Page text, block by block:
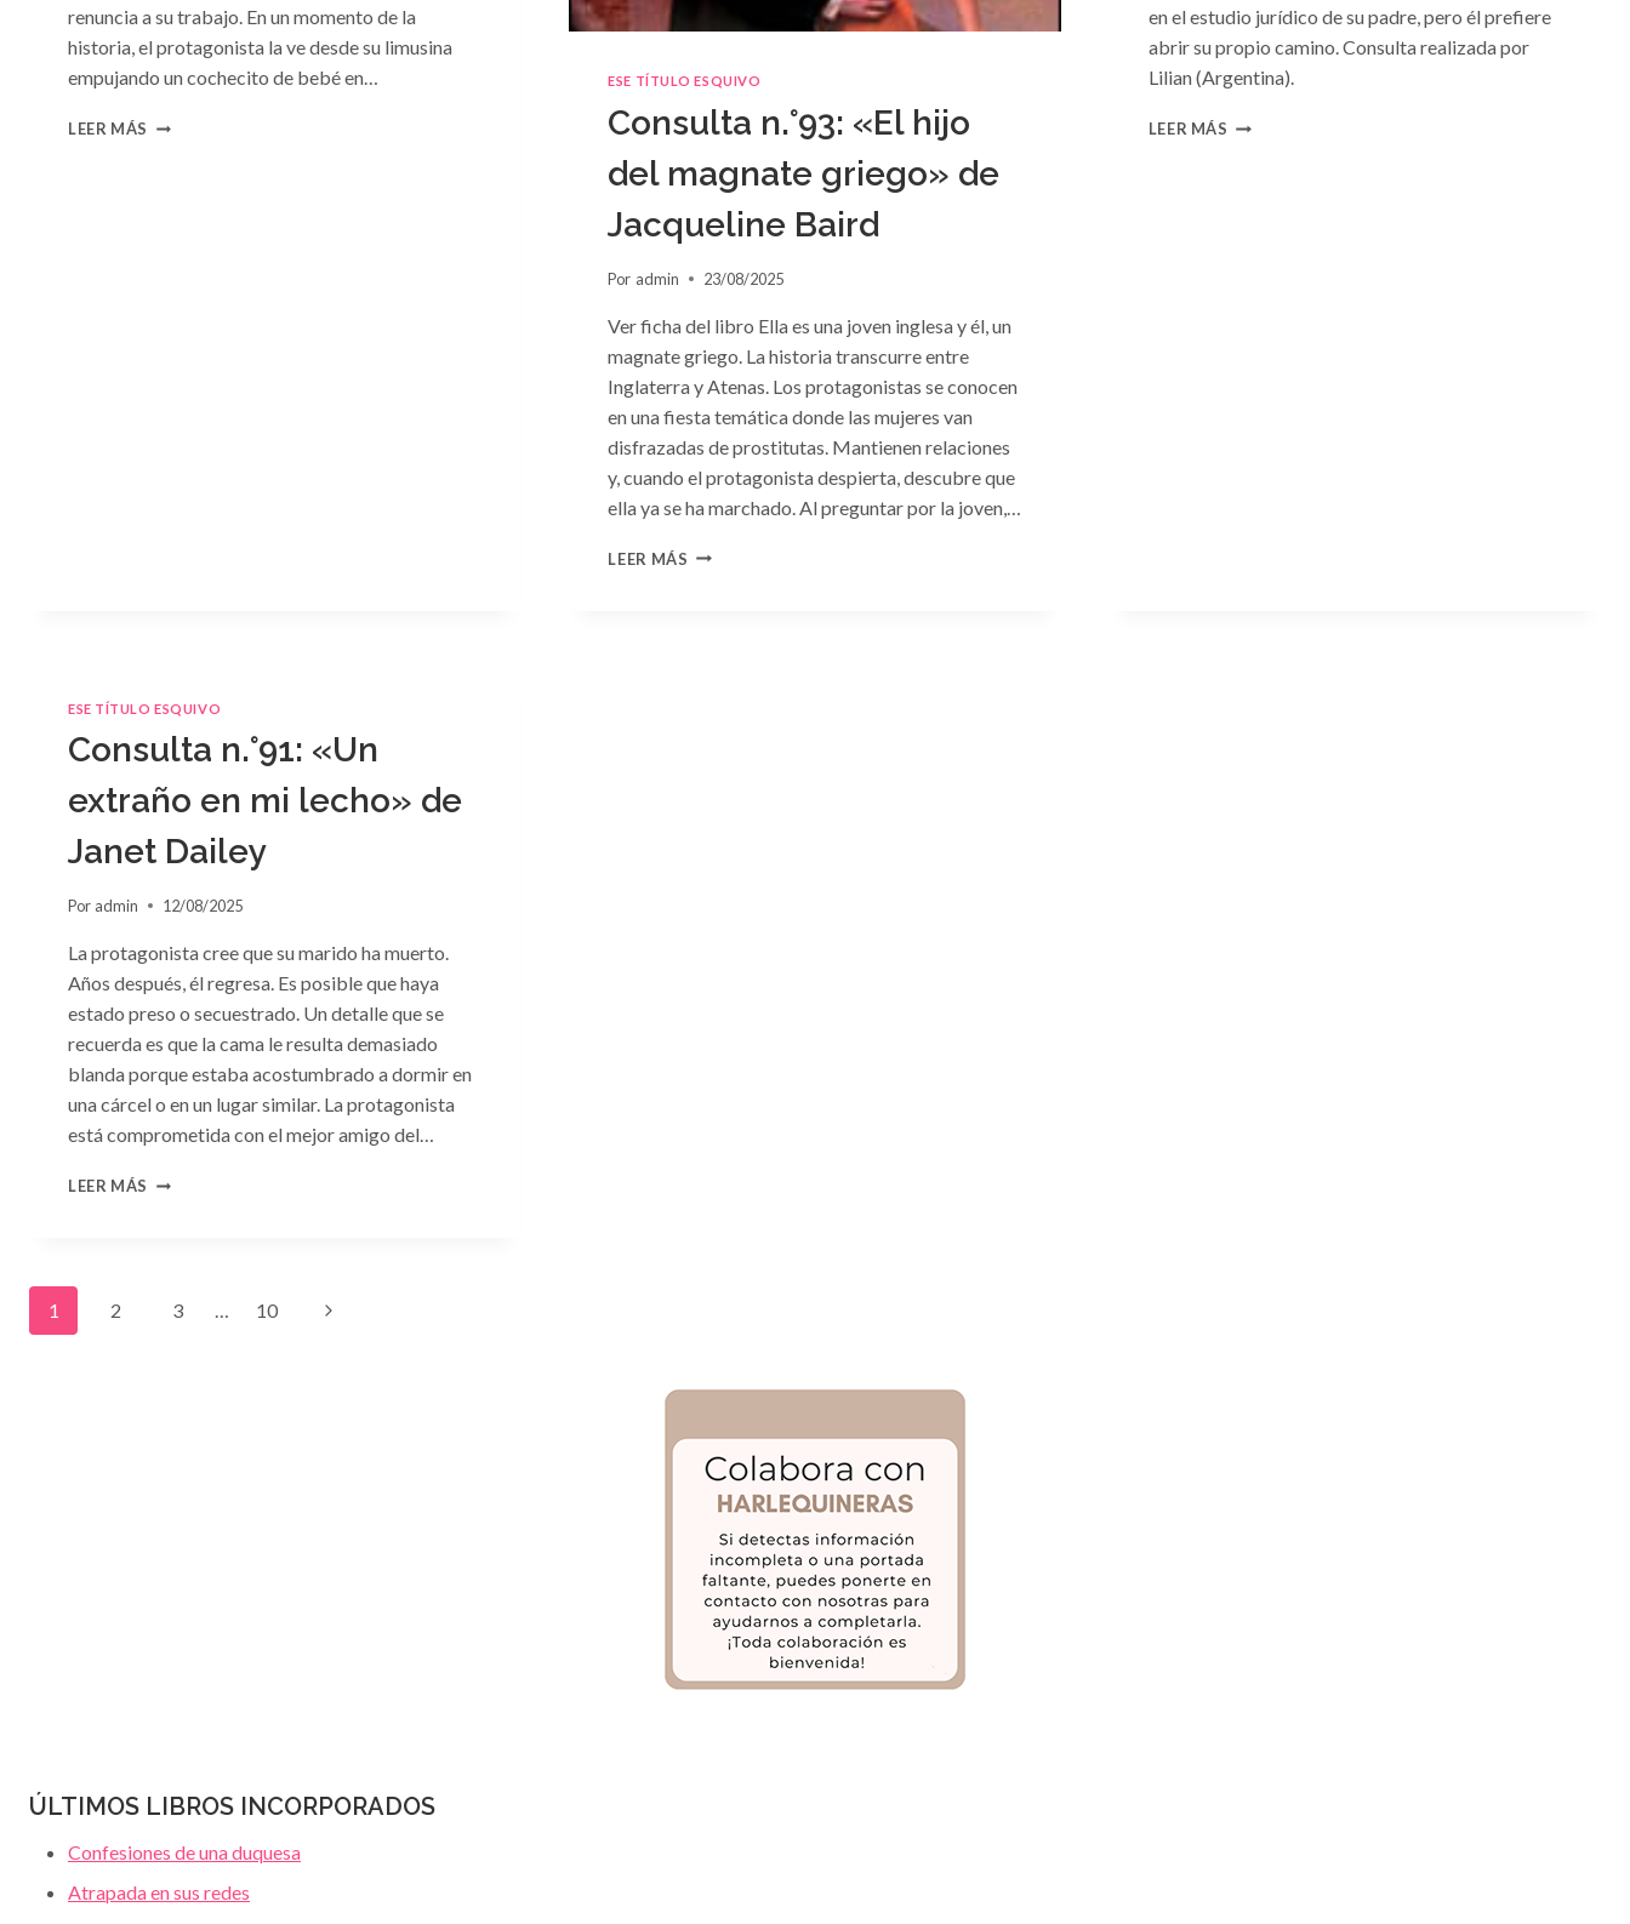
renuncia a su trabajo. En un momento de la
historia, el protagonista la ve desde su limusina
empujando un cochecito de bebé en…
LEER MÁS CONSULTA
ESE TÍTULO ESQUIVO
Consulta n.°93: «El hijo
del magnate griego» de
Jacqueline Baird
Por admin 23/08/2025
Ver ficha del libro Ella es una joven inglesa y él, un
magnate griego. La historia transcurre entre
Inglaterra y Atenas. Los protagonistas se conocen
en una fiesta temática donde las mujeres van
disfrazadas de prostitutas. Mantienen relaciones
y, cuando el protagonista despierta, descubre que
ella ya se ha marchado. Al preguntar por la joven,…
LEER MÁS CONSULTA
en el estudio jurídico de su padre, pero él prefiere
abrir su propio camino. Consulta realizada por
Lilian (Argentina).
LEER MÁS CONSULTA
ESE TÍTULO ESQUIVO
Consulta n.°91: «Un
extraño en mi lecho» de
Janet Dailey
Por admin 12/08/2025
La protagonista cree que su marido ha muerto.
Años después, él regresa. Es posible que haya
estado preso o secuestrado. Un detalle que se
recuerda es que la cama le resulta demasiado
blanda porque estaba acostumbrado a dormir en
una cárcel o en un lugar similar. La protagonista
está comprometida con el mejor amigo del…
LEER MÁS CONSULTA
Navegación
1 2 3 … 10
Siguiente
ÚLTIMOS LIBROS INCORPORADOS
Confesiones de una duquesa
Atrapada en sus redes